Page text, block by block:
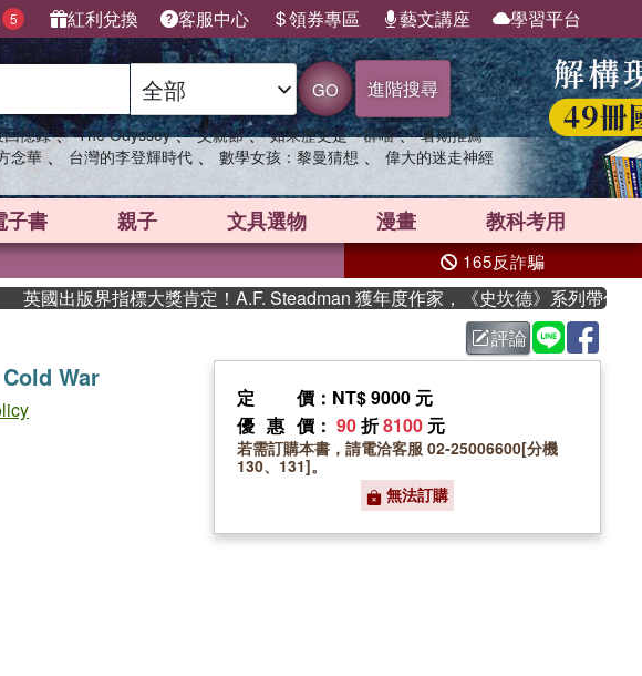
5 紅利兌換 客服中心 領券專區 藝文講座 學習平台
GO 進階搜尋
憶錄 、 The Odyssey 、 父親節 、 如果歷史是一群喵 、 暑期推薦
念華 、 台灣的李登輝時代 、 數學女孩：黎曼猜想 、 偉大的迷走神經
子書 親子 文具選物 漫畫 教科考用
165反詐騙
國出版界指標大獎肯定！A.F. Steadman 獲年度作家，《史坎德》系列帶你踏上熱
評論
War
定價 ：NT$ 9000 元
優惠價 ： 90折8100 元
若需訂購本書，請電洽客服 02-25006600[分機
130、131]。
無法訂購